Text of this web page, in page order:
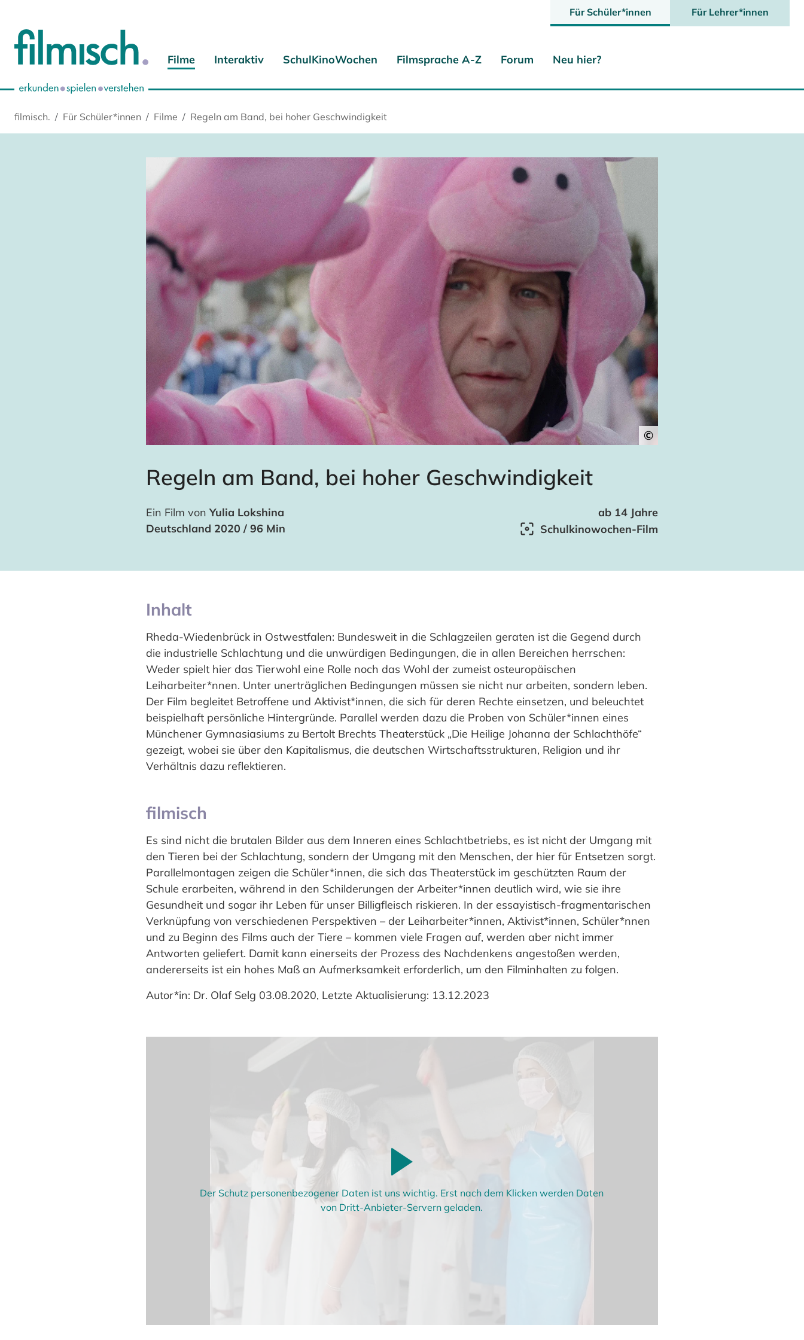
Für Schüler*innen Für Lehrer*innen
Filme Interaktiv SchulKinoWochen Filmsprache A-Z Forum Neu hier?
filmisch. Für Schüler*innen Filme Regeln am Band, bei hoher Geschwindigkeit
©
Regeln am Band, bei hoher Geschwindigkeit
Ein Film vonYulia Lokshina
Deutschland 2020 / 96 Min
ab 14 Jahre
Schulkinowochen-Film
Inhalt
Rheda-Wiedenbrück in Ostwestfalen: Bundesweit in die Schlagzeilen geraten ist die Gegend durch
die industrielle Schlachtung und die unwürdigen Bedingungen, die in allen Bereichen herrschen:
Weder spielt hier das Tierwohl eine Rolle noch das Wohl der zumeist osteuropäischen
Leiharbeiter*nnen. Unter unerträglichen Bedingungen müssen sie nicht nur arbeiten, sondern leben.
Der Film begleitet Betroffene und Aktivist*innen, die sich für deren Rechte einsetzen, und beleuchtet
beispielhaft persönliche Hintergründe. Parallel werden dazu die Proben von Schüler*innen eines
Münchener Gymnasiasiums zu Bertolt Brechts Theaterstück „Die Heilige Johanna der Schlachthöfe“
gezeigt, wobei sie über den Kapitalismus, die deutschen Wirtschaftsstrukturen, Religion und ihr
Verhältnis dazu reflektieren.
filmisch
Es sind nicht die brutalen Bilder aus dem Inneren eines Schlachtbetriebs, es ist nicht der Umgang mit
den Tieren bei der Schlachtung, sondern der Umgang mit den Menschen, der hier für Entsetzen sorgt.
Parallelmontagen zeigen die Schüler*innen, die sich das Theaterstück im geschützten Raum der
Schule erarbeiten, während in den Schilderungen der Arbeiter*innen deutlich wird, wie sie ihre
Gesundheit und sogar ihr Leben für unser Billigfleisch riskieren. In der essayistisch-fragmentarischen
Verknüpfung von verschiedenen Perspektiven – der Leiharbeiter*innen, Aktivist*innen, Schüler*nnen
und zu Beginn des Films auch der Tiere – kommen viele Fragen auf, werden aber nicht immer
Antworten geliefert. Damit kann einerseits der Prozess des Nachdenkens angestoßen werden,
andererseits ist ein hohes Maß an Aufmerksamkeit erforderlich, um den Filminhalten zu folgen.
Autor*in: Dr. Olaf Selg 03.08.2020, Letzte Aktualisierung: 13.12.2023
Der Schutz personenbezogener Daten ist uns wichtig. Erst nach dem Klicken werden Daten
von Dritt-Anbieter-Servern geladen.